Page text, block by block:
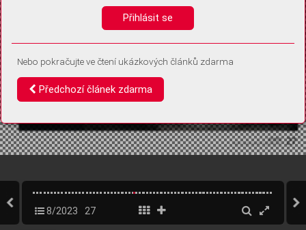
8/2023 27
Přihlásit se
Nebo pokračujte ve čtení ukázkových článků zdarma
Předchozí článek zdarma